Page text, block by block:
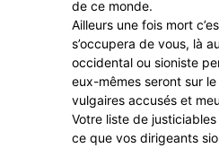
de ce monde.
Ailleurs une fois mort
s’occupera de vous, là
occidental ou sioniste
eux-mêmes seront sur
vulgaires accusés et
Votre liste de
ce que vos dirigeants